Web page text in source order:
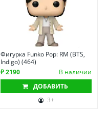
Фигурка Funko Pop: RM (BTS,
Indigo) (464)
₽ 2190
В наличии
ДОБАВИТЬ
3+